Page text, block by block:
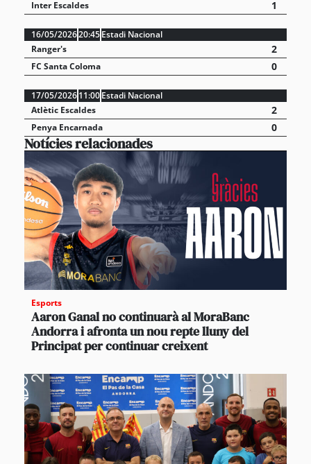
Inter Escaldes 1
16/05/202620:45Estadi Nacional
Ranger's
2
FC Santa Coloma 0
17/05/202611:00Estadi Nacional
Atlètic Escaldes
2
Penya Encarnada 0
Notícies relacionades
Esports
Aaron Ganal no continuarà al MoraBanc
Andorra i afronta un nou repte lluny del
Principat per continuar creixent